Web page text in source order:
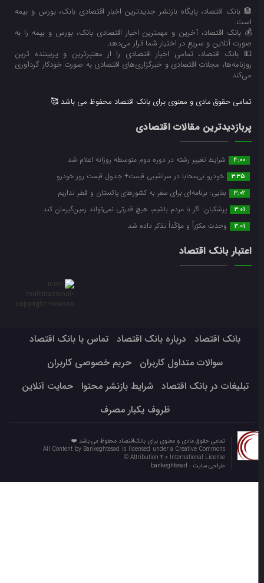
🏦 بانک اقتصاد، پایگاه بازنشر جدیدترین اخبار اقتصادی بانک، بورس و بیمه
است.
💰 بانک اقتصاد، آخرین و مهمترین اخبار اقتصادی بانک، بورس و بیمه را به
صورت آنلاین و سریع در اختیار شما قرار می‌‌دهد.
💵 بانک اقتصاد، تمامی اخبار اقتصادی را از معتبرترین و پربیننده ترین
روزنامه‌ها، مجلات اقتصادی و خبرگزاری‌های اقتصادی به صورت خودکار گردآوری
می‌کند.
تمامی حقوق مادی و معنوی برای بانک اقتصاد محفوظ می باشد 🥰
پربازدیدترین مقالات اقتصادی
4:00 شرایط تغییر رشته در دوره دوم متوسطه روزانه اعلام شد
3:35 خودرو بی‌محابا در سراشیبی قیمت+ جدول قیمت روز خودرو
3:02 بقایی: برنامه‌ای برای سفر به کشورهای پاکستان و قطر نداریم
3:01 پزشکیان: اگر با مردم باشیم، هیچ قدرتی نمی‌تواند زمین‌گیرمان کند
3:01 وحدت مکرّراً و مؤکّداً تذکر داده شد
اعتبار بانک اقتصاد
بانک اقتصاد درباره بانک اقتصاد
تماس با بانک اقتصاد
سوالات متداول کاربران
حریم خصوصی کاربران
تبلیغات در بانک اقتصاد
شرایط بازنشر محتوا
حمایت آنلاین
ظروف یکبار مصرف
تمامی حقوق مادی و معنوی برای بانک‌اقتصاد محفوظ می باشد ❤️
All Content by Bankeghtesad is licensed under a Creative Commons
Attribution 4.0 International License ©️
طراحی سایت :bankeghtesad